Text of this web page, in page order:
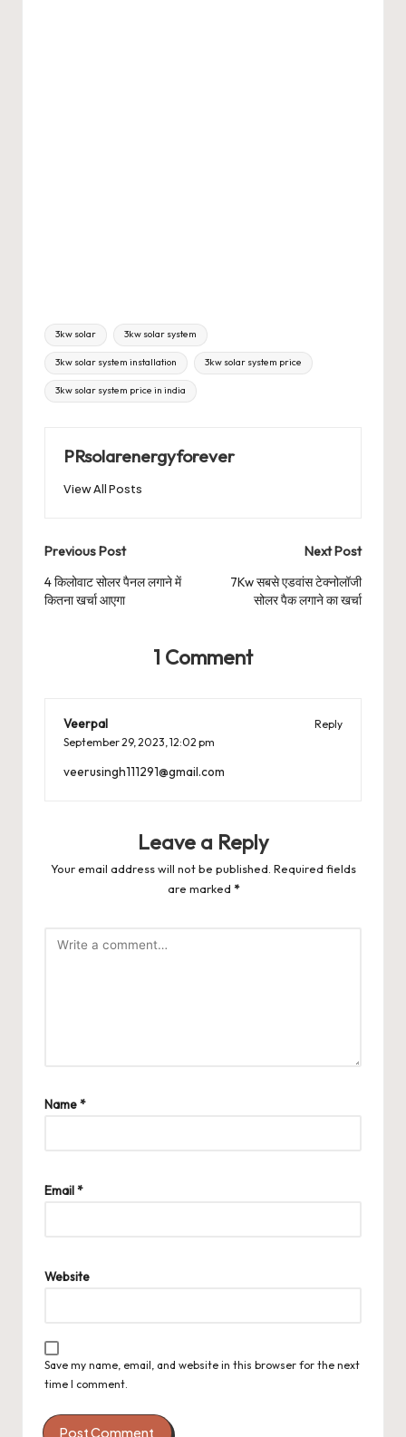
Tags:
3kw solar 3kw solar system
3kw solar system installation 3kw solar system price
3kw solar system price in india
PRsolarenergyforever
View All Posts
Post
navigation
Previous Post
4 किलोवाट सोलर पैनल लगाने में
कितना खर्चा आएगा
Next Post
7Kw सबसे एडवांस टेक्नोलॉजी
सोलर पैक लगाने का खर्चा
1 Comment
Veerpal
Reply
September 29, 2023,12:02 pm
veerusingh111291@gmail.com
Leave a Reply
Your email address will not be published. Required fields
are marked *
Name*
Email*
Website
Save my name, email, and website in this browser for the next
time I comment.